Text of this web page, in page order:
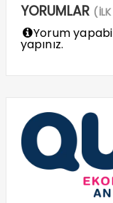
YORUMLAR
Yorum
yapınız.